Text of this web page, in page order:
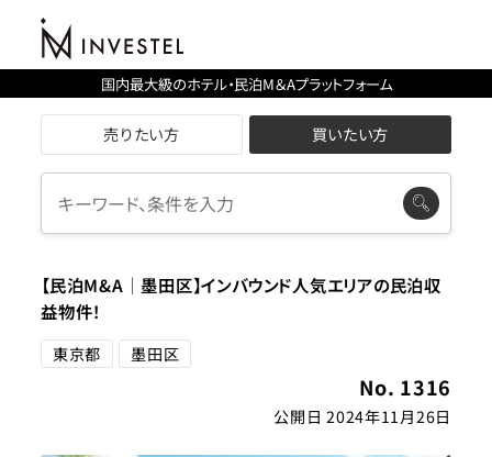
国内最大級のホテル・民泊M＆Aプラットフォーム
売りたい方 買いたい方
【民泊M&A│墨田区】インバウンド人気エリアの民泊収
益物件！
東京都 墨田区
No. 1316
公開日 2024年11月26日